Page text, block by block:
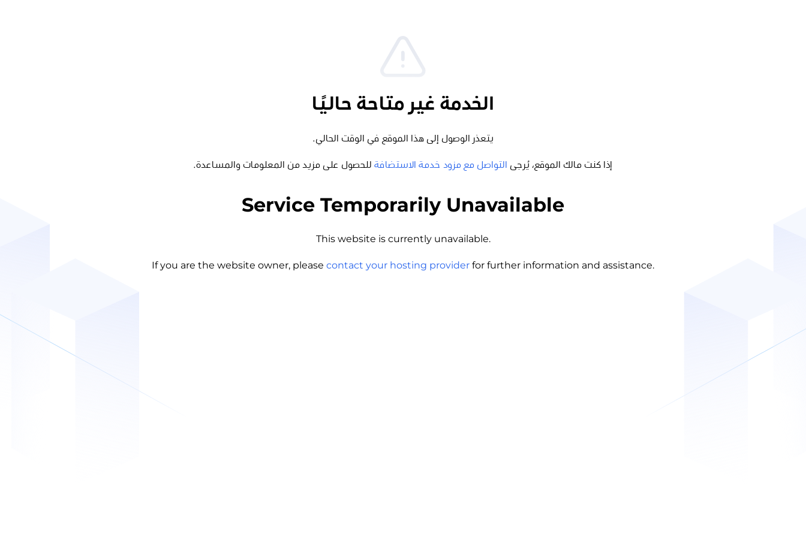
الخدمة غير متاحة حاليًا
يتعذر الوصول إلى هذا الموقع في الوقت الحالي.
إذا كنت مالك الموقع، يُرجى التواصل مع مزود خدمة الاستضافة للحصول على مزيد من المعلومات والمساعدة.
Service Temporarily Unavailable
This website is currently unavailable.
If you are the website owner, please contact your hosting provider for further information and assistance.